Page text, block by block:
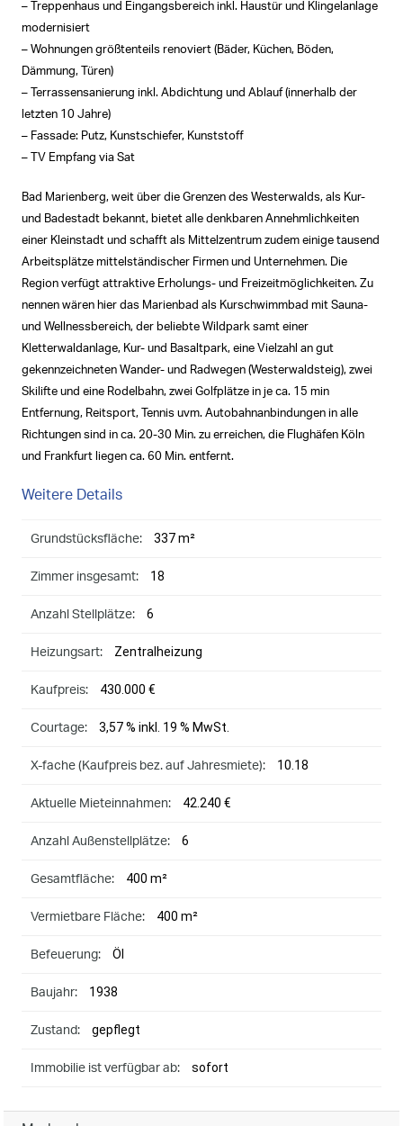
– Treppenhaus und Eingangsbereich inkl. Haustür und Klingelanlage
modernisiert
– Wohnungen größtenteils renoviert (Bäder, Küchen, Böden,
Dämmung, Türen)
– Terrassensanierung inkl. Abdichtung und Ablauf (innerhalb der
letzten 10 Jahre)
– Fassade: Putz, Kunstschiefer, Kunststoff
– TV Empfang via Sat
Bad Marienberg, weit über die Grenzen des Westerwalds, als Kur-
und Badestadt bekannt, bietet alle denkbaren Annehmlichkeiten
einer Kleinstadt und schafft als Mittelzentrum zudem einige tausend
Arbeitsplätze mittelständischer Firmen und Unternehmen. Die
Region verfügt attraktive Erholungs- und Freizeitmöglichkeiten. Zu
nennen wären hier das Marienbad als Kurschwimmbad mit Sauna-
und Wellnessbereich, der beliebte Wildpark samt einer
Kletterwaldanlage, Kur- und Basaltpark, eine Vielzahl an gut
gekennzeichneten Wander- und Radwegen (Westerwaldsteig), zwei
Skilifte und eine Rodelbahn, zwei Golfplätze in je ca. 15 min
Entfernung, Reitsport, Tennis uvm. Autobahnanbindungen in alle
Richtungen sind in ca. 20-30 Min. zu erreichen, die Flughäfen Köln
und Frankfurt liegen ca. 60 Min. entfernt.
Weitere Details
Grundstücksfläche: 337 m²
Zimmer insgesamt: 18
Anzahl Stellplätze: 6
Heizungsart: Zentralheizung
Kaufpreis: 430.000 €
Courtage: 3,57 % inkl. 19 % MwSt.
X-fache (Kaufpreis bez. auf Jahresmiete): 10.18
Aktuelle Mieteinnahmen: 42.240 €
Anzahl Außenstellplätze: 6
Gesamtfläche: 400 m²
Vermietbare Fläche: 400 m²
Befeuerung: Öl
Baujahr: 1938
Zustand: gepflegt
Immobilie ist verfügbar ab: sofort